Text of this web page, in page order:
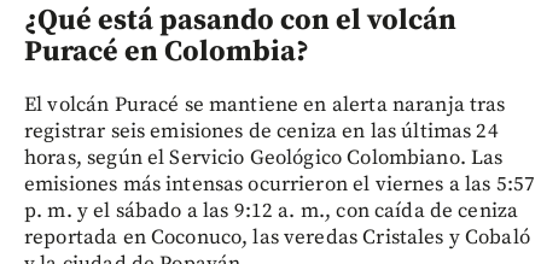
¿Qué está pasando con el volcán
Puracé en Colombia?
El volcán Puracé se mantiene en alerta naranja tras
registrar seis emisiones de ceniza en las últimas 24
horas, según el Servicio Geológico Colombiano. Las
emisiones más intensas ocurrieron el viernes a las 5:57
p. m. y el sábado a las 9:12 a. m., con caída de ceniza
reportada en Coconuco, las veredas Cristales y Cobaló